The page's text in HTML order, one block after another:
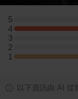
5
5 星：0 則評論
4
4 星：1 則評論
3
3 星：0 則評論
2
2 星：0 則評論
1
1 星：1 則評論
以下資訊由 AI 從